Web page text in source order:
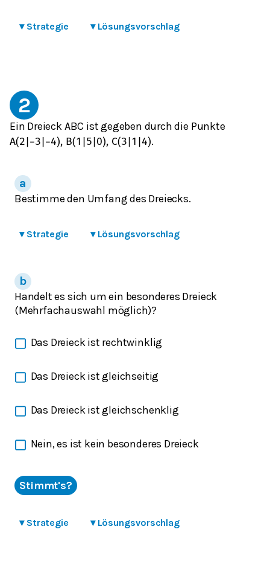
▾ Strategie ▾ Lösungsvorschlag
2
Ein Dreieck ABC ist gegeben durch die Punkte
A(2 −3 −4), B(1 5 0), C(3 1 4).
Bestimme den Umfang des Dreiecks.
▾ Strategie ▾ Lösungsvorschlag
Handelt es sich um ein besonderes Dreieck
(Mehrfachauswahl möglich)?
Das Dreieck ist rechtwinklig
Das Dreieck ist gleichseitig
Das Dreieck ist gleichschenklig
Nein, es ist kein besonderes Dreieck
Stimmt's?
▾ Strategie ▾ Lösungsvorschlag